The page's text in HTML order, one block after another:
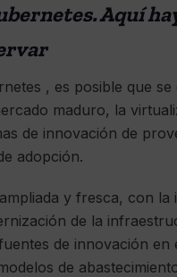
Aquí
, es posible que se
maduro, la
de innovación de
adopción.
y fresca, con la
de la
de innovación en
de